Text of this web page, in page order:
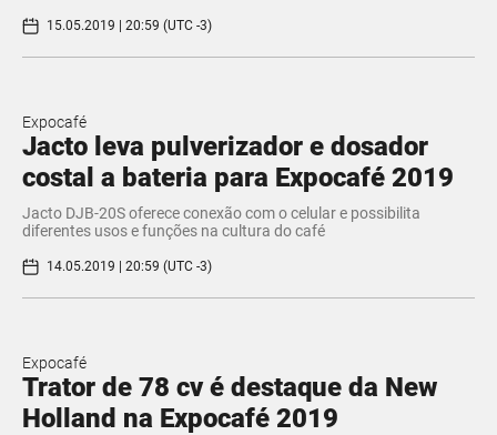
15.05.2019 | 20:59 (UTC -3)
Expocafé
Jacto leva pulverizador e dosador
costal a bateria para Expocafé 2019
Jacto DJB-20S oferece conexão com o celular e possibilita
diferentes usos e funções na cultura do café
14.05.2019 | 20:59 (UTC -3)
Expocafé
Trator de 78 cv é destaque da New
Holland na Expocafé 2019